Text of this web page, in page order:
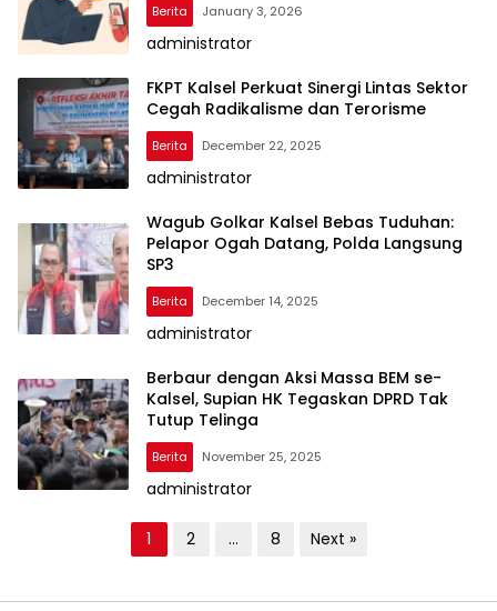
Berita January 3, 2026
administrator
FKPT Kalsel Perkuat Sinergi Lintas Sektor
Cegah Radikalisme dan Terorisme
Berita December 22, 2025
administrator
Wagub Golkar Kalsel Bebas Tuduhan:
Pelapor Ogah Datang, Polda Langsung
SP3
Berita December 14, 2025
administrator
Berbaur dengan Aksi Massa BEM se-
Kalsel, Supian HK Tegaskan DPRD Tak
Tutup Telinga
Berita November 25, 2025
administrator
1 2 … 8 Next »